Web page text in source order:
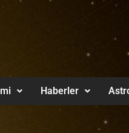
Haberler